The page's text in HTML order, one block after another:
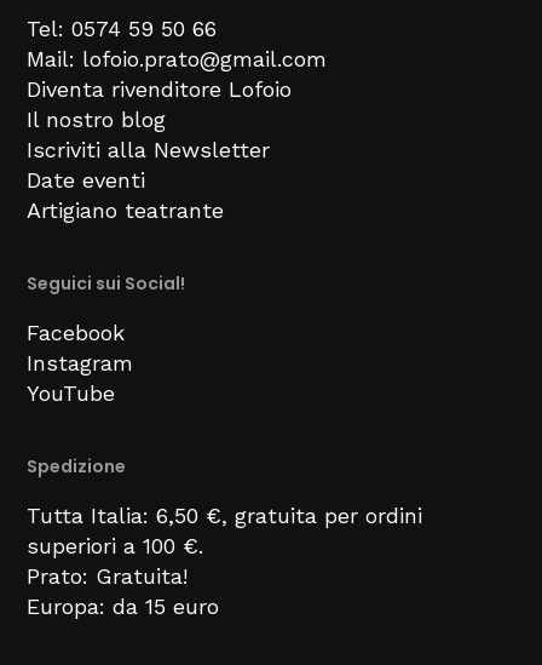
Tel: 0574 59 50 66
Mail: lofoio.prato@gmail.com
Diventa rivenditore Lofoio
Il nostro blog
Iscriviti alla Newsletter
Date eventi
Artigiano teatrante
Seguici sui Social!
Facebook
Instagram
YouTube
Spedizione
Tutta Italia: 6,50 €, gratuita per ordini
superiori a 100 €.
Prato: Gratuita!
Europa: da 15 euro